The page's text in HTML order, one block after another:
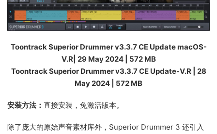
Toontrack Superior Drummer v3.3.7 CE Update macOS-
V.R| 29 May 2024 | 572 MB
Toontrack Superior Drummer v3.3.7 CE Update-V.R | 28
May 2024 | 572 MB
安装方法： 直接安装，免激活版本。
除了庞大的原始声音素材库外，Superior Drummer 3 还引入